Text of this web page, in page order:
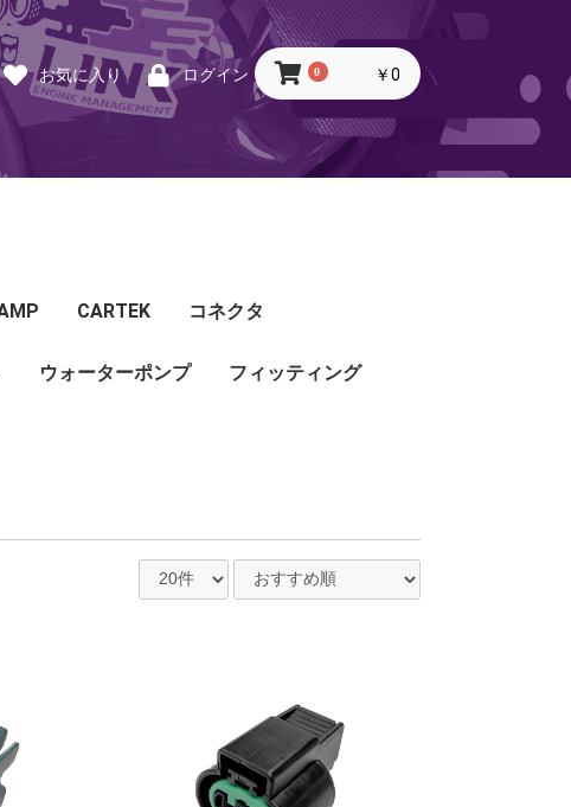
お気に入り ログイン 0 ￥0
CARTEK
CARTEK
コネクタ
Lambda
Ignition
Injector
Throttle. Accele
Honda
Subaru
Toyota
Mazda
Mitsubishi
Nissan
Porsche
その他
ウォーターポンプ フィッティング